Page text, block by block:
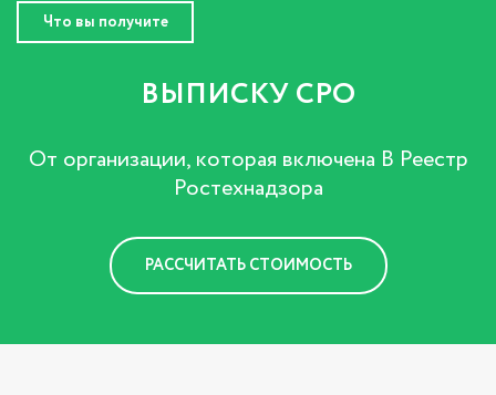
Что вы получите
ВЫПИСКУ СРО
От организации, которая включена В Реестр
Ростехнадзора
РАССЧИТАТЬ СТОИМОСТЬ